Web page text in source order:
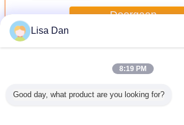
Doorgaan
MeerTCT Cirkelzaagbladen
Lisa Dan
8:19 PM
Good day, what product are you looking for?